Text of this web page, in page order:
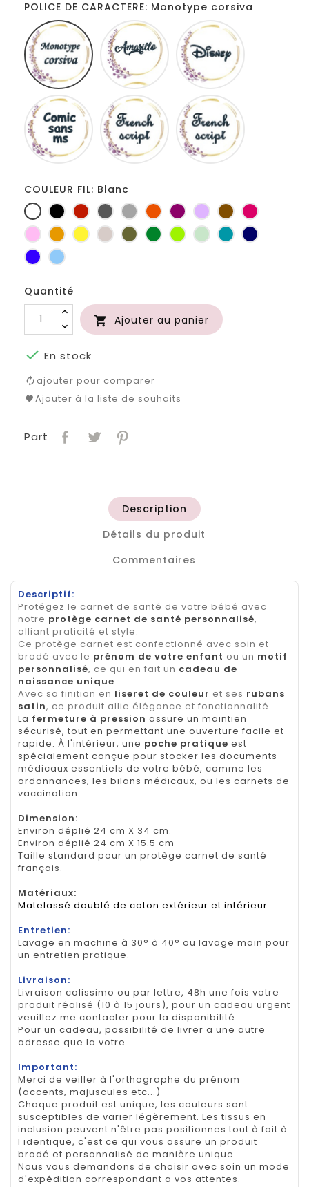
POLICE DE CARACTERE: Monotype corsiva
Monotype
corsiva
Amarillo
Comic
sans
ms
French
script
COULEUR FIL: Blanc
BlancNoir RougeGris
foncé
Gris
clair
Orange
PruneLilasMarronFuchsia
RoseJaune
d'or
jauneFicelleKaki Vert
bouteille
Anis Vert
d'eau
Turquoise
Marine
Bleu
roi
Bleu
Quantité
 Ajouter au panier
 En stock
ajouter pour comparer
Ajouter à la liste de souhaits
Part
Description
Détails du produit
Commentaires
Descriptif:
Protégez le carnet de santé de votre bébé avec
notre protège carnet de santé personnalisé,
alliant praticité et style.
Ce protège carnet est confectionné avec soin et
brodé avec le prénom de votre enfant ou un motif
personnalisé, ce qui en fait un cadeau de
naissance unique.
Avec sa finition en liseret de couleur et ses rubans
satin, ce produit allie élégance et fonctionnalité.
La fermeture à pression assure un maintien
sécurisé, tout en permettant une ouverture facile et
rapide. À l'intérieur, une poche pratique est
spécialement conçue pour stocker les documents
médicaux essentiels de votre bébé, comme les
ordonnances, les bilans médicaux, ou les carnets de
vaccination.
Dimension:
Environ déplié 24 cm X 34 cm.
Environ déplié 24 cm X 15.5 cm
Taille standard pour un protège carnet de santé
français.
Matériaux:
Matelassé doublé de coton extérieur et intérieur.
Entretien:
Lavage en machine à 30° à 40° ou lavage main pour
un entretien pratique.
Livraison:
Livraison colissimo ou par lettre, 48h une fois votre
produit réalisé (10 à 15 jours), pour un cadeau urgent
veuillez me contacter pour la disponibilité.
Pour un cadeau, possibilité de livrer a une autre
adresse que la votre.
Important:
Merci de veiller à l'orthographe du prénom
(accents, majuscules etc...)
Chaque produit est unique, les couleurs sont
susceptibles de varier légèrement. Les tissus en
inclusion peuvent n'être pas positionnes tout à fait à
l identique, c'est ce qui vous assure un produit
brodé et personnalisé de manière unique.
Nous vous demandons de choisir avec soin un mode
d'expédition correspondant a vos attentes.